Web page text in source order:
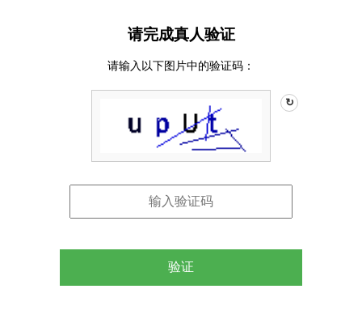
请完成真人验证
请输入以下图片中的验证码：
↻
验证